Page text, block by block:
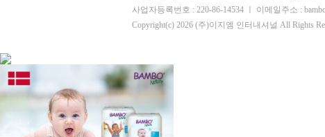
사업자등록번호 : 220-86-14534 ㅣ 이메일주소 :
Copyright(c) 2026 (주)이지엠 인터내셔널 All Rights